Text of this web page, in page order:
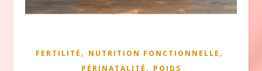
FERTILITÉ , NUTRITION FONCTIONNELLE ,
PÉRINATALITÉ , POIDS